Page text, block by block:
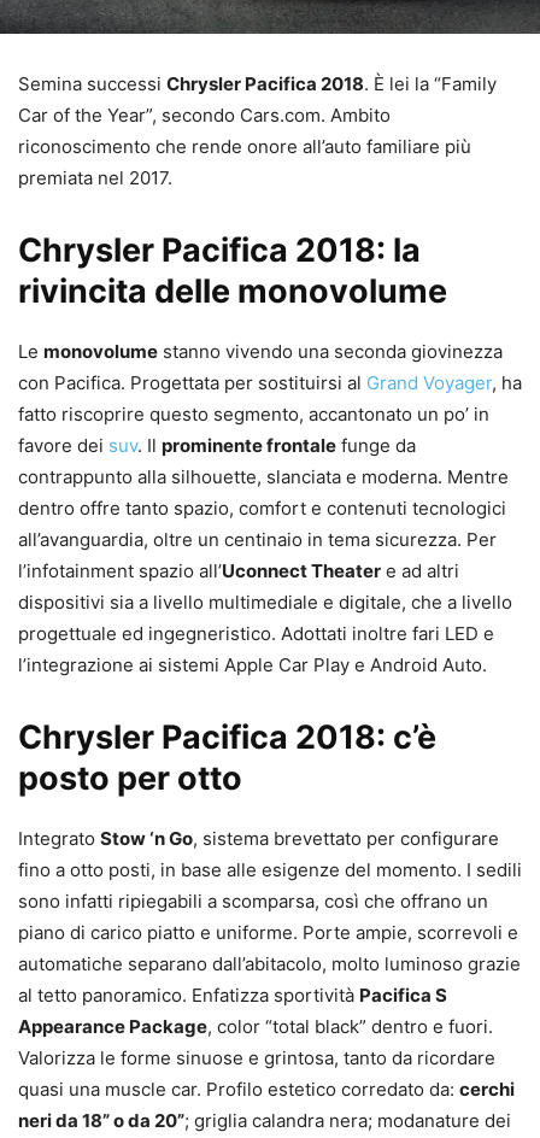
Semina successi Chrysler Pacifica 2018. È lei la “Family
Car of the Year”, secondo Cars.com. Ambito
riconoscimento che rende onore all’auto familiare più
premiata nel 2017.
Chrysler Pacifica 2018: la
rivincita delle monovolume
Le monovolume stanno vivendo una seconda giovinezza
con Pacifica. Progettata per sostituirsi al Grand Voyager, ha
fatto riscoprire questo segmento, accantonato un po’ in
favore dei suv. Il prominente frontale funge da
contrappunto alla silhouette, slanciata e moderna. Mentre
dentro offre tanto spazio, comfort e contenuti tecnologici
all’avanguardia, oltre un centinaio in tema sicurezza. Per
l’infotainment spazio all’Uconnect Theater e ad altri
dispositivi sia a livello multimediale e digitale, che a livello
progettuale ed ingegneristico. Adottati inoltre fari LED e
l’integrazione ai sistemi Apple Car Play e Android Auto.
Chrysler Pacifica 2018: c’è
posto per otto
Integrato Stow ‘n Go, sistema brevettato per configurare
fino a otto posti, in base alle esigenze del momento. I sedili
sono infatti ripiegabili a scomparsa, così che offrano un
piano di carico piatto e uniforme. Porte ampie, scorrevoli e
automatiche separano dall’abitacolo, molto luminoso grazie
al tetto panoramico. Enfatizza sportività Pacifica S
Appearance Package, color “total black” dentro e fuori.
Valorizza le forme sinuose e grintosa, tanto da ricordare
quasi una muscle car. Profilo estetico corredato da: cerchi
neri da 18” o da 20”; griglia calandra nera; modanature dei